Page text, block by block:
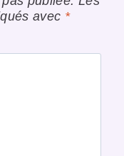
avec *